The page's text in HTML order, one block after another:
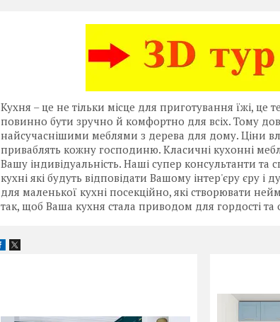
Кухня – це не тільки місце для приготування їжі, це
повинно бути зручно й комфортно для всіх. Тому
найсучаснішими меблями з дерева для дому. Ціни
приваблять кожну господиню. Класичні кухонні
Вашу індивідуальність. Наші супер консультанти
кухні які будуть відповідати Вашому інтер'єру
для маленької кухні посекційно, які створювати
так, щоб Ваша кухня стала приводом для гордості